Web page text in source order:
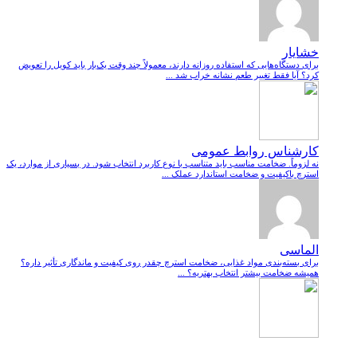
خشایار
برای دستگاه‌هایی که استفاده روزانه دارند، معمولاً چند وقت یک‌بار باید کویل را تعویض
کرد؟ آیا فقط تغییر طعم نشانه خراب شد ...
کارشناس روابط عمومی
نه لزوماً. ضخامت مناسب باید متناسب با نوع کاربرد انتخاب شود. در بسیاری از موارد، یک
استرچ باکیفیت و ضخامت استاندارد عملک ...
الماسی
برای بسته‌بندی مواد غذایی، ضخامت استرچ چقدر روی کیفیت و ماندگاری تأثیر داره؟
همیشه ضخامت بیشتر انتخاب بهتریه؟ ...